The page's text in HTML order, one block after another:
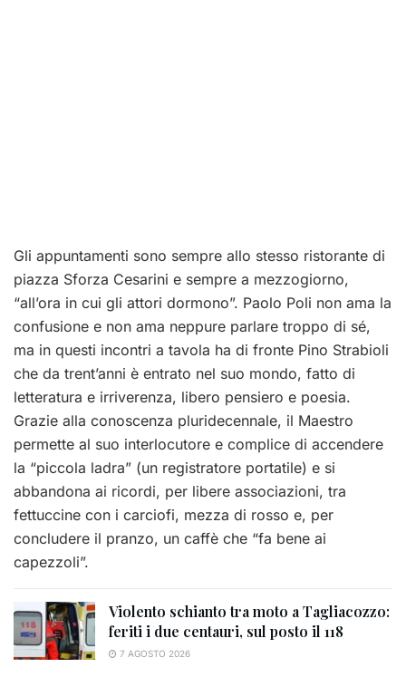
Gli appuntamenti sono sempre allo stesso ristorante di
piazza Sforza Cesarini e sempre a mezzogiorno,
“all’ora in cui gli attori dormono”. Paolo Poli non ama la
confusione e non ama neppure parlare troppo di sé,
ma in questi incontri a tavola ha di fronte Pino Strabioli
che da trent’anni è entrato nel suo mondo, fatto di
letteratura e irriverenza, libero pensiero e poesia.
Grazie alla conoscenza pluridecennale, il Maestro
permette al suo interlocutore e complice di accendere
la “piccola ladra” (un registratore portatile) e si
abbandona ai ricordi, per libere associazioni, tra
fettuccine con i carciofi, mezza di rosso e, per
concludere il pranzo, un caffè che “fa bene ai
capezzoli”.
Violento schianto tra moto a Tagliacozzo:
feriti i due centauri, sul posto il 118
7 AGOSTO 2026